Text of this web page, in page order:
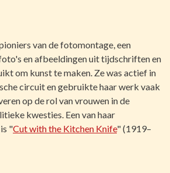
van de fotomontage, een
en afbeeldingen uit tijdschriften en
om kunst te maken. Ze was actief in
circuit en gebruikte haar werk vaak
op de rol van vrouwen in de
kwesties. Een van haar
"Cut with the Kitchen Knife" (1919–